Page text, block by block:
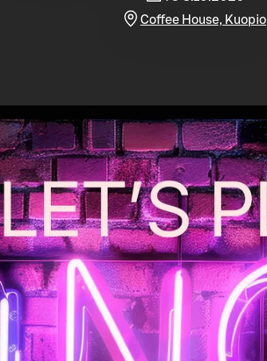
Coffee House, Kuopio